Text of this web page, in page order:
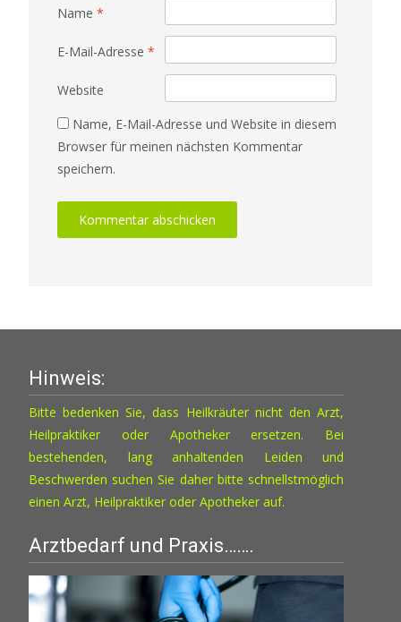
Name *
E-Mail-Adresse *
Website
Name, E-Mail-Adresse und Website in diesem
Browser für meinen nächsten Kommentar
speichern.
Hinweis:
Bitte bedenken Sie, dass Heilkräuter nicht den Arzt,
Heilpraktiker oder Apotheker ersetzen. Bei
bestehenden, lang anhaltenden Leiden und
Beschwerden suchen Sie daher bitte schnellstmöglich
einen Arzt, Heilpraktiker oder Apotheker auf.
Arztbedarf und Praxis…….